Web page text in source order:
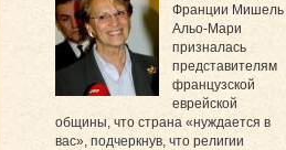
Франции Мишель
Альо-Мари
призналась
представителям
французской
еврейской
общины, что страна «нуждается в
вас», подчеркнув, что религии